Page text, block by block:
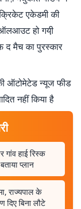
एकेडमी की
हो गयी़
द मैच का पुरस्कार
ऑटोमेटेड न्यूज फीड
नहीं किया है
गांव हाई रिस्क
प्लान
राज्यपाल के
दिए बिना लौटे